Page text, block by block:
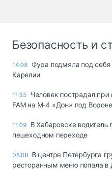
Безопасность и
14:08 Фура подмяла под себя
Карелии
11:35 Человек пострадал при
FAM на М-4 «Дон» под
11:09 В Хабаровске
пешеходном переходе
08.08 В центре Петербурга
ресторанным меню попала в